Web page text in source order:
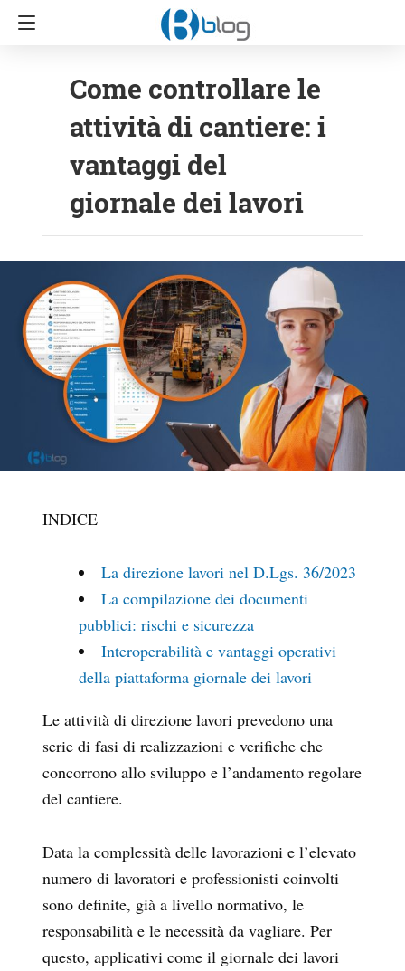
Come controllare le
attività di cantiere: i
vantaggi del
giornale dei lavori
INDICE
La direzione lavori nel D.Lgs. 36/2023
La compilazione dei documenti
pubblici: rischi e sicurezza
Interoperabilità e vantaggi operativi
della piattaforma giornale dei lavori
Le attività di direzione lavori prevedono una
serie di fasi di realizzazioni e verifiche che
concorrono allo sviluppo e l’andamento regolare
del cantiere.
Data la complessità delle lavorazioni e l’elevato
numero di lavoratori e professionisti coinvolti
sono definite, già a livello normativo, le
responsabilità e le necessità da vagliare. Per
questo, applicativi come il giornale dei lavori